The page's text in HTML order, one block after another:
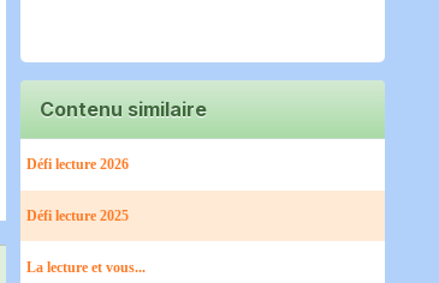
Contenu similaire
Défi lecture 2026
Défi lecture 2025
La lecture et vous...